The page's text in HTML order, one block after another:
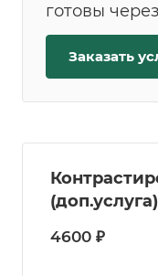
готовы
Заказать
(доп.услуга)
4600 ₽